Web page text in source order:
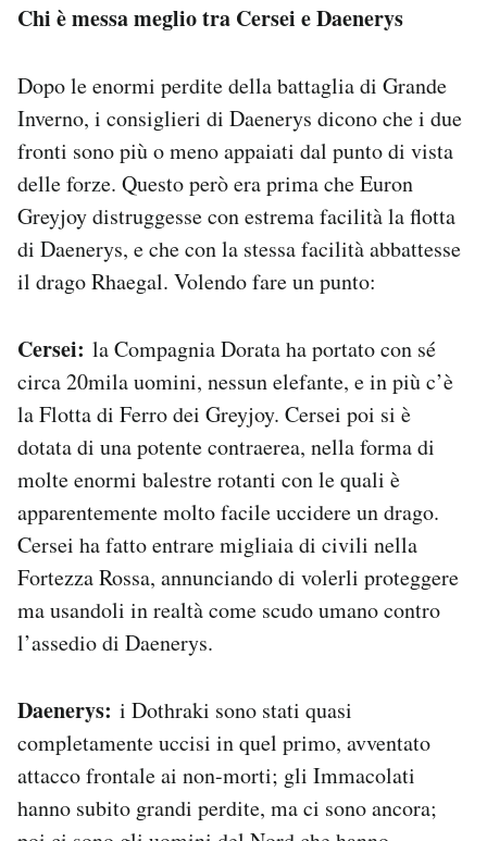
Chi è messa meglio tra Cersei e Daenerys
Dopo le enormi perdite della battaglia di Grande
Inverno, i consiglieri di Daenerys dicono che i due
fronti sono più o meno appaiati dal punto di vista
delle forze. Questo però era prima che Euron
Greyjoy distruggesse con estrema facilità la flotta
di Daenerys, e che con la stessa facilità abbattesse
il drago Rhaegal. Volendo fare un punto:
Cersei: la Compagnia Dorata ha portato con sé
circa 20mila uomini, nessun elefante, e in più c’è
la Flotta di Ferro dei Greyjoy. Cersei poi si è
dotata di una potente contraerea, nella forma di
molte enormi balestre rotanti con le quali è
apparentemente molto facile uccidere un drago.
Cersei ha fatto entrare migliaia di civili nella
Fortezza Rossa, annunciando di volerli proteggere
ma usandoli in realtà come scudo umano contro
l’assedio di Daenerys.
Daenerys: i Dothraki sono stati quasi
completamente uccisi in quel primo, avventato
attacco frontale ai non-morti; gli Immacolati
hanno subito grandi perdite, ma ci sono ancora;